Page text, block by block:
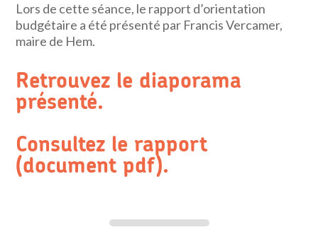
Lors de cette séance, le rapport d’orientation
budgétaire a été présenté par Francis Vercamer,
maire de Hem.
Retrouvez le diaporama
présenté.
Consultez le rapport
(document pdf).